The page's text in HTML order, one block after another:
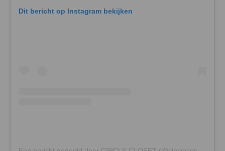
Dit bericht op Instagram bekijken